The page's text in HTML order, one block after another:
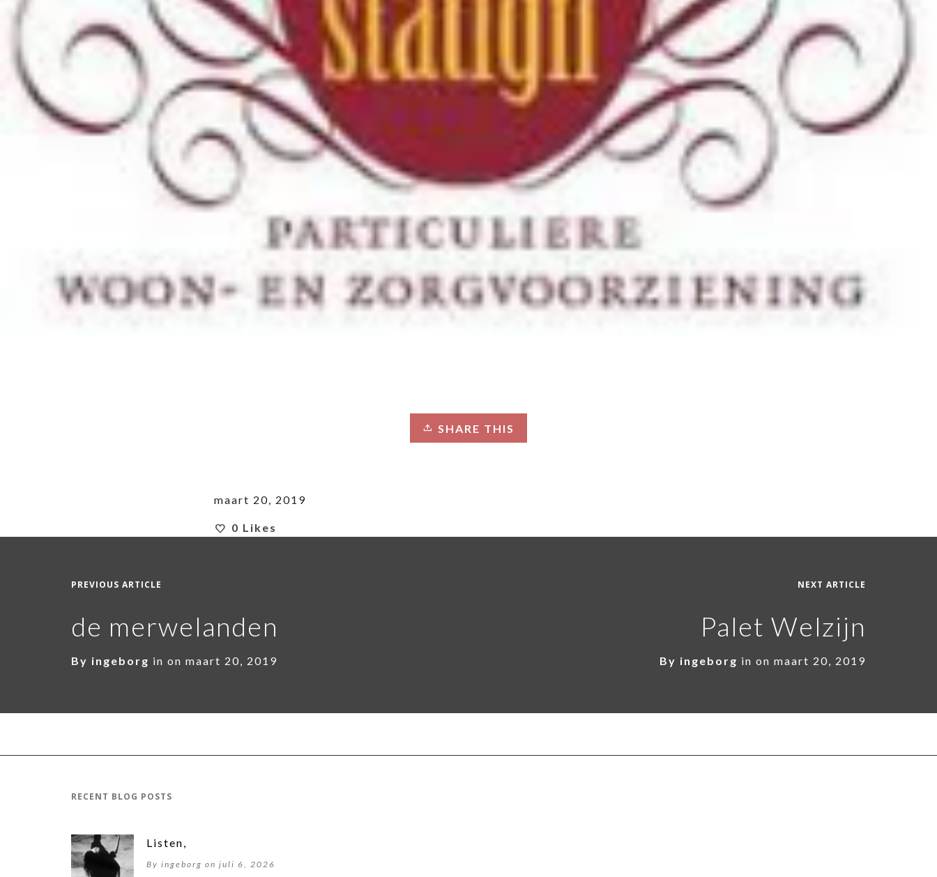
SHARE THIS
maart 20, 2019
0 Likes
NEXT ARTICLE
Palet Welzijn
By ingeborg in on maart 20, 2019
PREVIOUS ARTICLE
de merwelanden
By ingeborg in on maart 20, 2019
RECENT BLOG POSTS
Listen,
By ingeborg on juli 6, 2026